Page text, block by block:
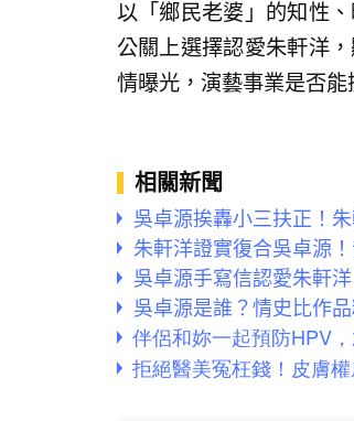
以「鄉民老婆」的知性
公關上選擇認愛朱軒洋
情曝光，演藝事業是否能
相關新聞
吳卓源挨轟小三扶正！
朱軒洋證實復合吳卓源
吳卓源手寫信認愛朱軒
吳卓源是誰？情史比作